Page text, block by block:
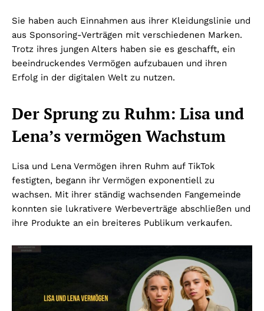
Sie haben auch Einnahmen aus ihrer Kleidungslinie und
aus Sponsoring-Verträgen mit verschiedenen Marken.
Trotz ihres jungen Alters haben sie es geschafft, ein
beeindruckendes Vermögen aufzubauen und ihren
Erfolg in der digitalen Welt zu nutzen.
Der Sprung zu Ruhm: Lisa und
Lena’s vermögen Wachstum
Lisa und Lena Vermögen ihren Ruhm auf TikTok
festigten, begann ihr Vermögen exponentiell zu
wachsen. Mit ihrer ständig wachsenden Fangemeinde
konnten sie lukrativere Werbeverträge abschließen und
ihre Produkte an ein breiteres Publikum verkaufen.